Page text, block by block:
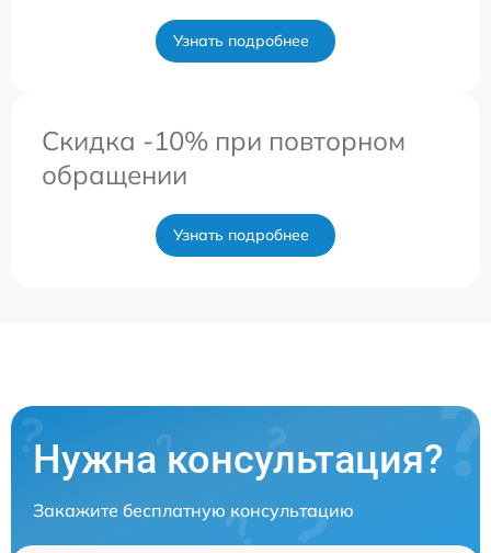
Узнать подробнее
Скидка -10% при повторном
обращении
Узнать подробнее
Нужна консультация?
Закажите бесплатную консультацию